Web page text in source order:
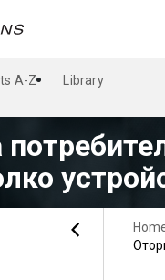
A-Z Library